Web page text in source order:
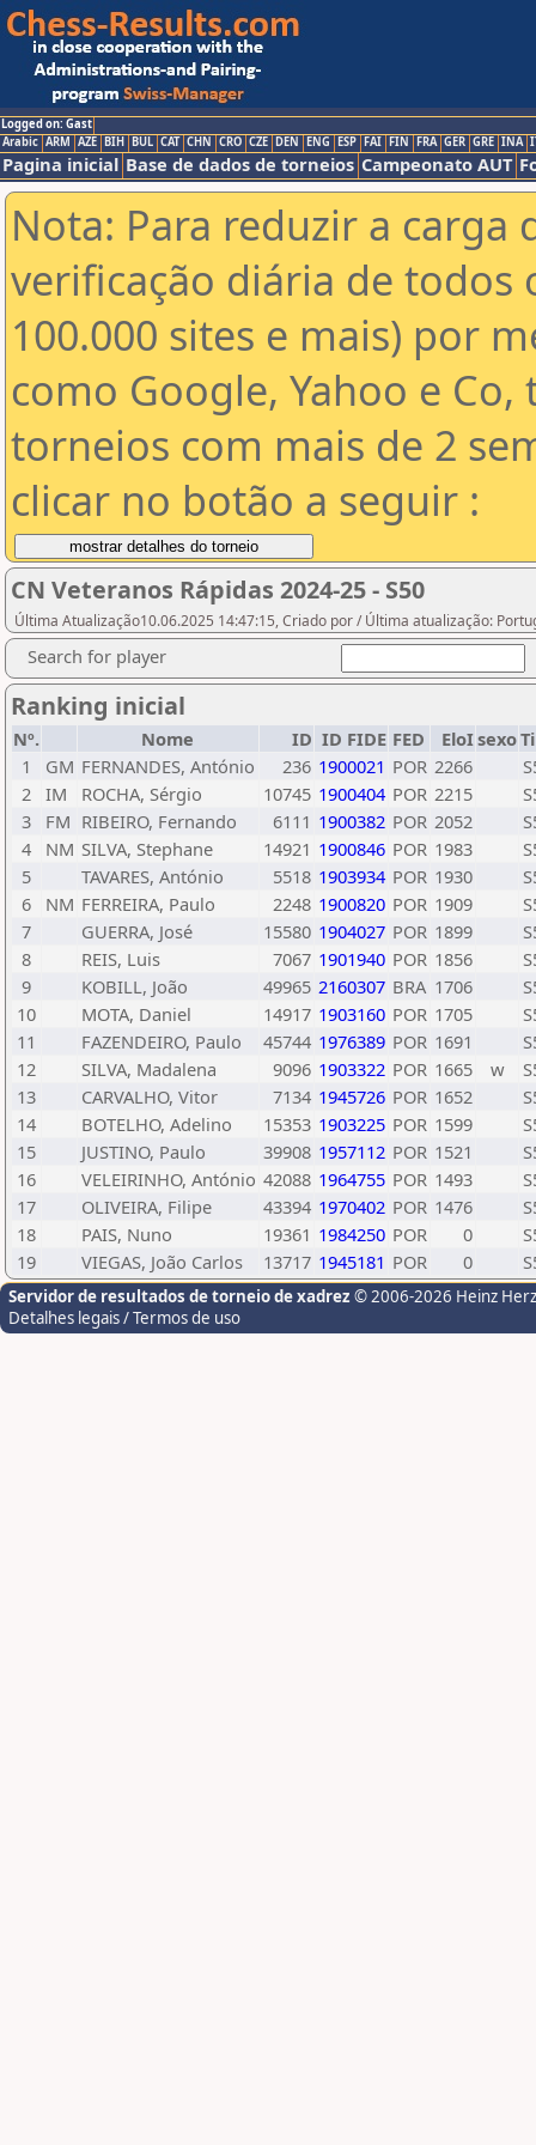
Logged on: Gast
Arabic ARM AZE BIH BUL CAT CHN CRO CZE DEN ENG ESP FAI FIN FRA GER GRE INA
Pagina inicial Base de dados de torneios Campeonato AUT
Nota: Para reduzir a carga
verificação diária de todos
100.000 sites e mais) por
como Google, Yahoo e
torneios com mais de 2
clicar no botão a seguir :
CN Veteranos Rápidas 2024-25 - S50
Última Atualização10.06.2025 14:47:15, Criado por / Última atualização:
Search for player
Ranking inicial
Nº. Nome ID ID FIDE FED EloIsexo
1
GM FERNANDES, António 236 1900021 POR 2266
2 IM ROCHA, Sérgio 10745 1900404 POR 2215
3
FM RIBEIRO, Fernando 6111 1900382 POR 2052
4
NM SILVA, Stephane 14921 1900846 POR 1983
5
TAVARES, António 5518 1903934 POR 1930
6
NM FERREIRA, Paulo 2248 1900820 POR 1909
7
GUERRA, José 15580 1904027 POR 1899
8
REIS, Luis 7067 1901940 POR 1856
9
KOBILL, João 49965 2160307 BRA 1706
10
MOTA, Daniel 14917 1903160 POR 1705
11
FAZENDEIRO, Paulo 45744 1976389 POR 1691
12
SILVA, Madalena 9096 1903322 POR 1665 w
13
CARVALHO, Vitor 7134 1945726 POR 1652
14
BOTELHO, Adelino 15353 1903225 POR 1599
15
JUSTINO, Paulo 39908 1957112 POR 1521
16
VELEIRINHO, António 42088 1964755 POR 1493
17
OLIVEIRA, Filipe 43394 1970402 POR 1476
18
PAIS, Nuno 19361 1984250 POR 0
19
VIEGAS, João Carlos 13717 1945181 POR 0
Servidor de resultados de torneio de xadrez © 2006-2026 Heinz
Detalhes legais / Termos de uso